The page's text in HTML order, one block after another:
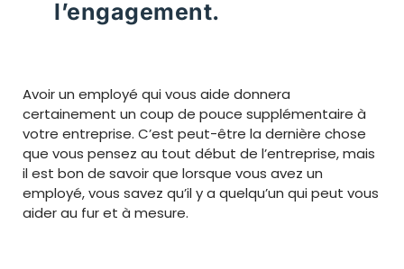
l’engagement.
Avoir un employé qui vous aide donnera
certainement un coup de pouce supplémentaire à
votre entreprise. C’est peut-être la dernière chose
que vous pensez au tout début de l’entreprise, mais
il est bon de savoir que lorsque vous avez un
employé, vous savez qu’il y a quelqu’un qui peut vous
aider au fur et à mesure.